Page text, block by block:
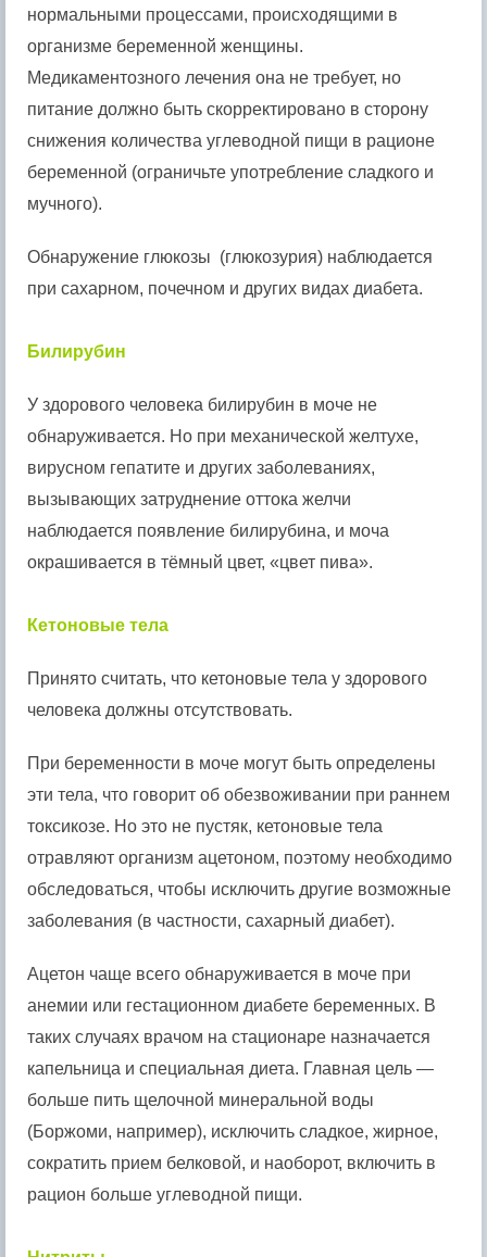
нормальными процессами, происходящими в
организме беременной женщины.
Медикаментозного лечения она не требует, но
питание должно быть скорректировано в сторону
снижения количества углеводной пищи в рационе
беременной (ограничьте употребление сладкого и
мучного).
Обнаружение глюкозы (глюкозурия) наблюдается
при сахарном, почечном и других видах диабета.
Билирубин
У здорового человека билирубин в моче не
обнаруживается. Но при механической желтухе,
вирусном гепатите и других заболеваниях,
вызывающих затруднение оттока желчи
наблюдается появление билирубина, и моча
окрашивается в тёмный цвет, «цвет пива».
Кетоновые тела
Принято считать, что кетоновые тела у здорового
человека должны отсутствовать.
При беременности в моче могут быть определены
эти тела, что говорит об обезвоживании при раннем
токсикозе. Но это не пустяк, кетоновые тела
отравляют организм ацетоном, поэтому необходимо
обследоваться, чтобы исключить другие возможные
заболевания (в частности, сахарный диабет).
Ацетон чаще всего обнаруживается в моче при
анемии или гестационном диабете беременных. В
таких случаях врачом на стационаре назначается
капельница и специальная диета. Главная цель —
больше пить щелочной минеральной воды
(Боржоми, например), исключить сладкое, жирное,
сократить прием белковой, и наоборот, включить в
рацион больше углеводной пищи.